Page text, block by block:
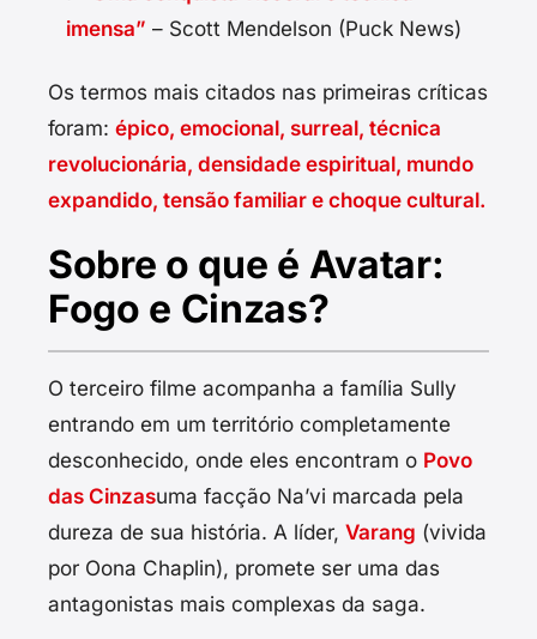
imensa” – Scott Mendelson (Puck News)
Os termos mais citados nas primeiras críticas
foram: épico, emocional, surreal, técnica
revolucionária, densidade espiritual, mundo
expandido, tensão familiar e choque cultural.
Sobre o que é Avatar:
Fogo e Cinzas?
O terceiro filme acompanha a família Sully
entrando em um território completamente
desconhecido, onde eles encontram o Povo
das Cinzasuma facção Na’vi marcada pela
dureza de sua história. A líder, Varang (vivida
por Oona Chaplin), promete ser uma das
antagonistas mais complexas da saga.